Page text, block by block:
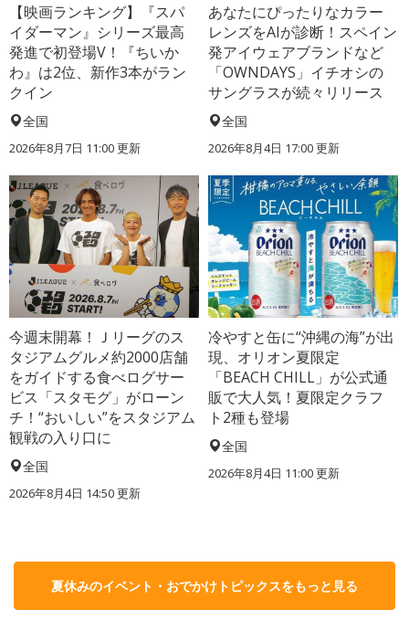
【映画ランキング】『スパ
イダーマン』シリーズ最高
発進で初登場V！『ちいか
わ』は2位、新作3本がラン
クイン
全国
2026年8月7日 11:00更新
あなたにぴったりなカラー
レンズをAIが診断！スペイン
発アイウェアブランドなど
「OWNDAYS」イチオシの
サングラスが続々リリース
全国
2026年8月4日 17:00更新
今週末開幕！Ｊリーグのス
タジアムグルメ約2000店舗
をガイドする食べログサー
ビス「スタモグ」がローン
チ！“おいしい”をスタジアム
観戦の入り口に
全国
2026年8月4日 14:50更新
冷やすと缶に“沖縄の海”が出
現、オリオン夏限定
「BEACH CHILL」が公式通
販で大人気！夏限定クラフ
ト2種も登場
全国
2026年8月4日 11:00更新
夏休みのイベント・おでかけトピックスをもっと見る